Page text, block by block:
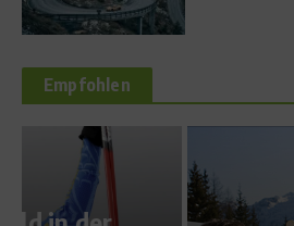
Empfohlen
Aufgedeckt